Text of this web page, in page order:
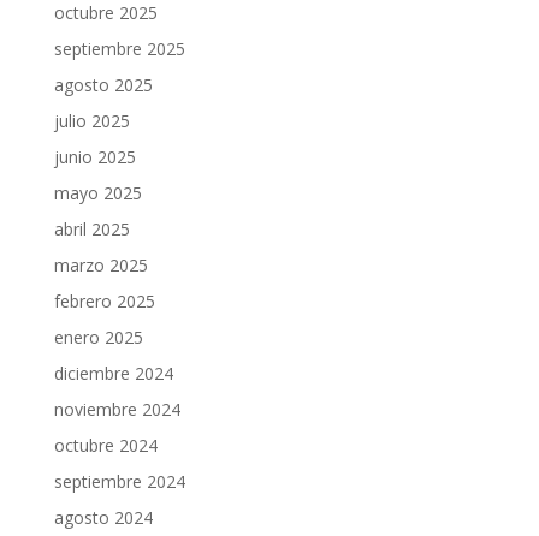
octubre 2025
septiembre 2025
agosto 2025
julio 2025
junio 2025
mayo 2025
abril 2025
marzo 2025
febrero 2025
enero 2025
diciembre 2024
noviembre 2024
octubre 2024
septiembre 2024
agosto 2024